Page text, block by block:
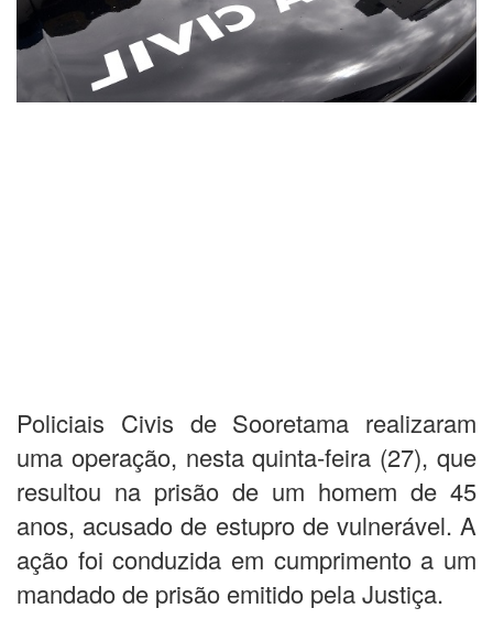
Policiais Civis de Sooretama realizaram
uma operação, nesta quinta-feira (27), que
resultou na prisão de um homem de 45
anos, acusado de estupro de vulnerável. A
ação foi conduzida em cumprimento a um
mandado de prisão emitido pela Justiça.